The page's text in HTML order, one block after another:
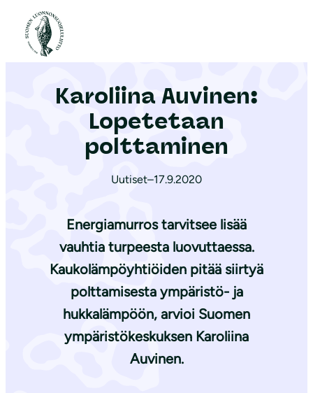
Etusivu
Karoliina Auvinen:
Lopetetaan
polttaminen
Uutiset–17.9.2020
Energiamurros tarvitsee lisää
vauhtia turpeesta luovuttaessa.
Kaukolämpöyhtiöiden pitää siirtyä
polttamisesta ympäristö- ja
hukkalämpöön, arvioi Suomen
ympäristökeskuksen Karoliina
Auvinen.